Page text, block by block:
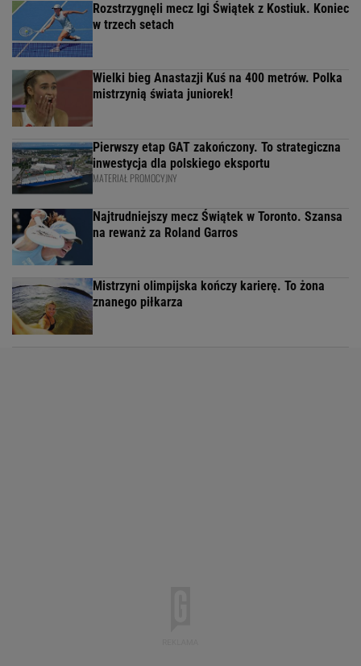
Rozstrzygnęli mecz Igi Świątek z Kostiuk. Koniec
w trzech setach
Wielki bieg Anastazji Kuś na 400 metrów. Polka
mistrzynią świata juniorek!
Pierwszy etap GAT zakończony. To strategiczna
inwestycja dla polskiego eksportu
MATERIAŁ PROMOCYJNY
Najtrudniejszy mecz Świątek w Toronto. Szansa
na rewanż za Roland Garros
Mistrzyni olimpijska kończy karierę. To żona
znanego piłkarza